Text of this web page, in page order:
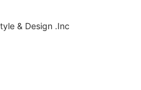
& Design .Inc